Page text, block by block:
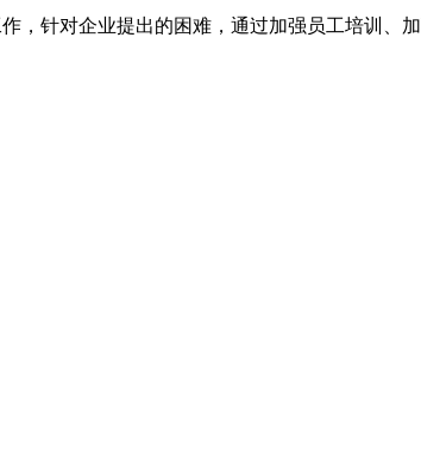
，针对企业提出的困难，通过加强员工培训